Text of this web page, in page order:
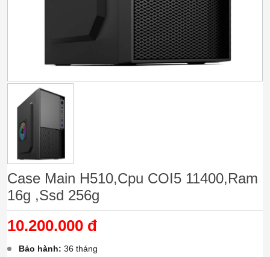
Case Main H510,Cpu COI5 11400,Ram
16g ,Ssd 256g
10.200.000 đ
Bảo hành: 36 tháng